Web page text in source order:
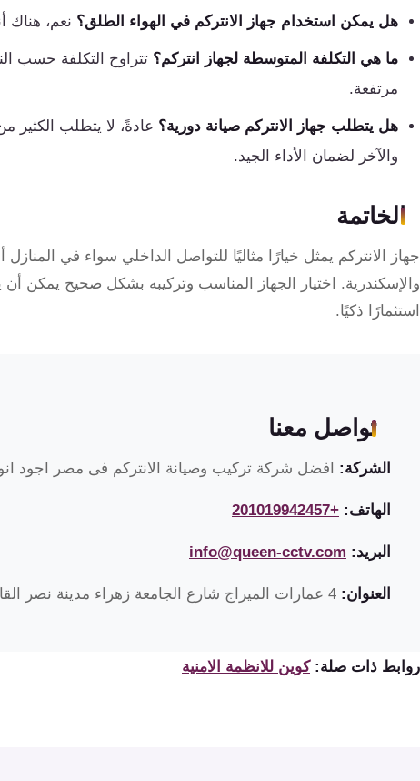
هل يمكن استخدام جهاز الانتركم في الهواء الطلق؟ نعم، هناك
ما هي التكلفة المتوسطة لجهاز انتركم؟ تتراوح التكلفة حسب
مرتفعة.
هل يتطلب جهاز الانتركم صيانة دورية؟ عادةً، لا يتطلب الكثير
والآخر لضمان الأداء الجيد.
الخاتمة
جهاز الانتركم يمثل خيارًا مثاليًا للتواصل الداخلي سواء في المنازل
والإسكندرية. اختيار الجهاز المناسب وتركيبه بشكل صحيح يمكن
استثمارًا ذكيًا.
تواصل معنا
الشركة: افضل شركة تركيب وصيانة الانتركم فى مصر اجود
الهاتف: +201019942457
البريد: info@queen-cctv.com
العنوان:
روابط ذات صلة: كوين للانظمة الامنية